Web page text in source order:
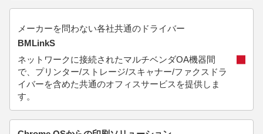
メーカーを問わない各社共通のドライバー
BMLinkS
ネットワークに接続されたマルチベンダOA機器間
で、プリンター/ストレージ/スキャナー/ファクスドラ
イバーを含めた共通のオフィスサービスを提供しま
す。